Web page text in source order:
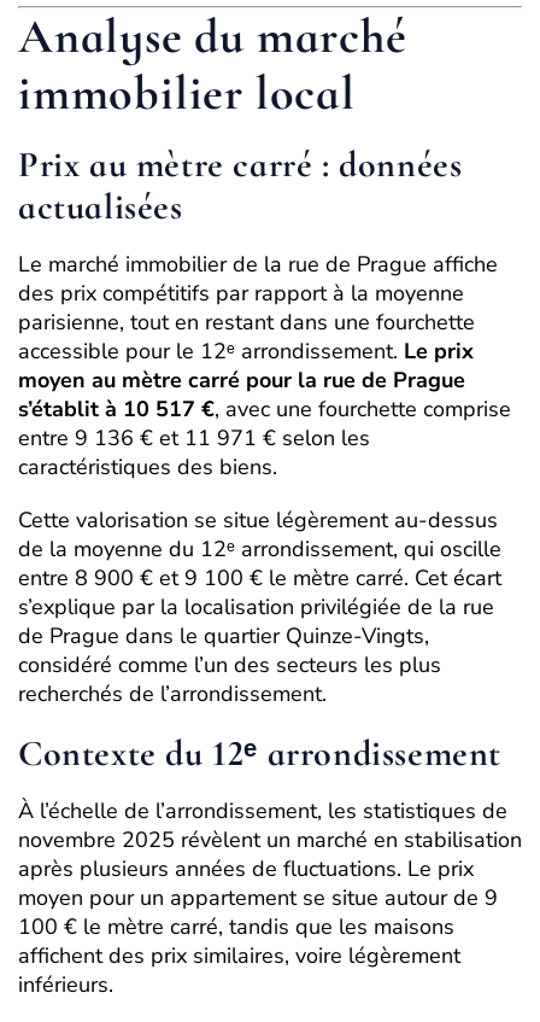
Analyse du marché
immobilier local
Prix au mètre carré : données
actualisées
Le marché immobilier de la rue de Prague affiche
des prix compétitifs par rapport à la moyenne
parisienne, tout en restant dans une fourchette
accessible pour le 12ᵉ arrondissement. Le prix
moyen au mètre carré pour la rue de Prague
s’établit à 10 517 €, avec une fourchette comprise
entre 9 136 € et 11 971 € selon les
caractéristiques des biens.
Cette valorisation se situe légèrement au-dessus
de la moyenne du 12ᵉ arrondissement, qui oscille
entre 8 900 € et 9 100 € le mètre carré. Cet écart
s’explique par la localisation privilégiée de la rue
de Prague dans le quartier Quinze-Vingts,
considéré comme l’un des secteurs les plus
recherchés de l’arrondissement.
Contexte du 12ᵉ arrondissement
À l’échelle de l’arrondissement, les statistiques de
novembre 2025 révèlent un marché en stabilisation
après plusieurs années de fluctuations. Le prix
moyen pour un appartement se situe autour de 9
100 € le mètre carré, tandis que les maisons
affichent des prix similaires, voire légèrement
inférieurs.